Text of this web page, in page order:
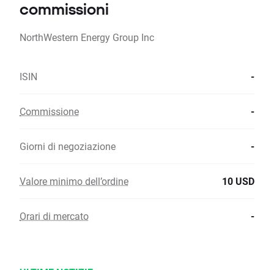
commissioni
NorthWestern Energy Group Inc
ISIN -
Commissione -
Giorni di negoziazione -
Valore minimo dell’ordine 10 USD
Orari di mercato -